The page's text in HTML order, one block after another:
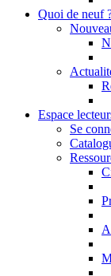
Quoi de neuf
Espace
Se